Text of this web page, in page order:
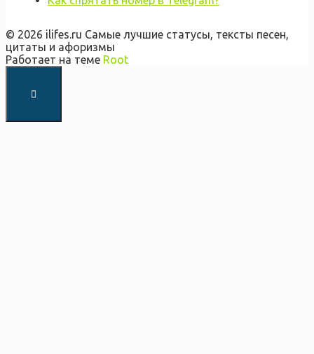
© 2026 ilifes.ru Самые лучшие статусы, тексты песен,
цитаты и афоризмы
Работает на теме Root